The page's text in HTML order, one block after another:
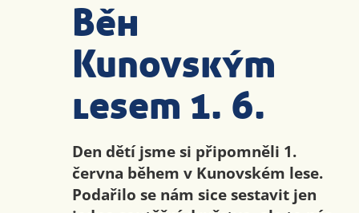
Běh
Kunovským
lesem 1. 6.
Den dětí jsme si připomněli 1.
června během v Kunovském lese.
Podařilo se nám sice sestavit jen